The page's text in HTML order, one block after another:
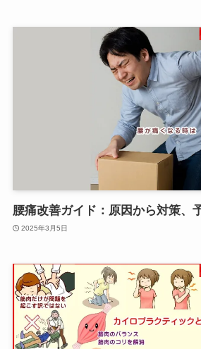
腰痛改善ガイド：原因から対策、
2025年3月5日